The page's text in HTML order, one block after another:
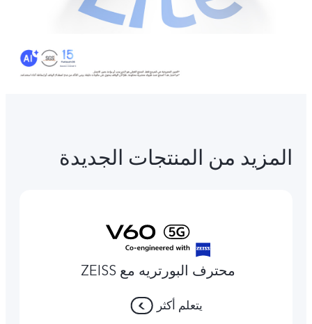
المزيد من المنتجات الجديدة
محترف البورتريه مع ZEISS
يتعلم أكثر